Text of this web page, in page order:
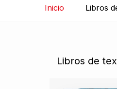
Inicio Libros
Libros de